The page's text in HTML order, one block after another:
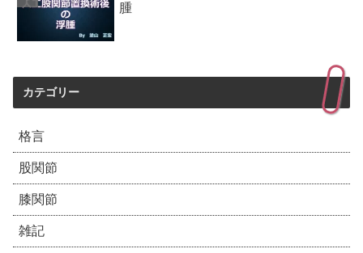
腫
カテゴリー
格言
股関節
膝関節
雑記